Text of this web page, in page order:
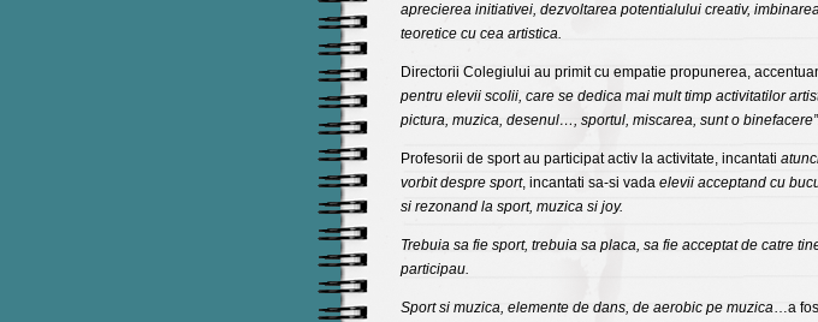
aprecierea initiativei, dezvoltarea potentialului creativ,
teoretice cu cea artistica.
Directorii Colegiului au primit cu empatie propunerea,
pentru elevii scolii, care se dedica mai mult timp activitatilor
pictura, muzica, desenul…, sportul, miscarea, sunt o
Profesorii de sport au participat activ la activitate, incantati
vorbit despre sport, incantati sa-si vada elevii acceptand cu
si rezonand la sport, muzica si joy.
Trebuia sa fie sport, trebuia sa placa, sa fie acceptat de catre
participau.
Sport si muzica, elemente de dans, de aerobic pe muzica…a